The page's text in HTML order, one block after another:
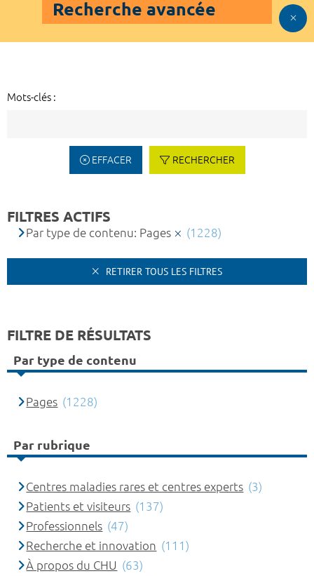
Recherche avancée
Mots-clés :
EFFACER RECHERCHER
FILTRES ACTIFS
Par type de contenu: Pages (1228)
RETIRER TOUS LES FILTRES
FILTRE DE RÉSULTATS
Par type de contenu
Pages (1228)
Par rubrique
Centres maladies rares et centres experts (3)
Patients et visiteurs (137)
Professionnels (47)
Recherche et innovation (111)
À propos du CHU (63)